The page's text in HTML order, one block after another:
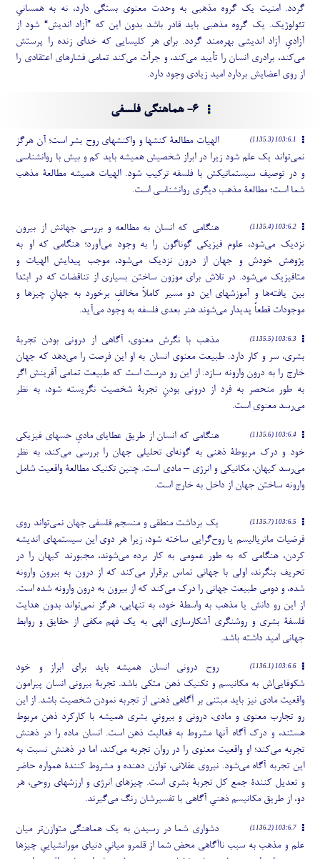
گردد. امنیت یک گروه مذهبی به وحدت معنوی بستگی دارد، نه به همسانیِ
تئولوژیک. یک گروه مذهبی باید قادر باشد بدون این که ”آزاد اندیش“ شود از
آزادیِ آزاد اندیشی بهرهمند گردد. برای هر کلیسایی که خدای زنده را پرستش
میکند، برادری انسان را تأیید میکند، و جرأت میکند تمامی فشارهای اعتقادی را
از روی اعضایش بردارد امید زیادی وجود دارد.
6- هماهنگی فلسفی
103:6.1 (1135.3)
الهیات مطالعۀ کنشها و واکنشهای روح بشر است؛ آن هرگز
نمیتواند یک علم شود زیرا در ابراز شخصیش همیشه باید کم و بیش با روانشناسی
و در توصیف سیستماتیکش با فلسفه ترکیب شود. الهیات همیشه مطالعۀ مذهب
شما است؛ مطالعۀ مذهب دیگری روانشناسی است.
103:6.2 (1135.4)
هنگامی که انسان به مطالعه و بررسی جهانش از بیرون
نزدیک میشود، علوم فیزیکی گوناگون را به وجود میآورد؛ هنگامی که او به
پژوهش خودش و جهان از درون نزدیک میشود، موجب پیدایش الهیات و
متافیزیک میشود. در تلاش برای موزون ساختن بسیاری از تناقضات که در ابتدا
بین یافتهها و آموزشهای این دو مسیر کاملاً مخالفِ برخورد به جهانِ چیزها و
موجودات قطعاً پدیدار میشوند هنر بعدی فلسفه به وجود میآید.
103:6.3 (1135.5)
مذهب با نگرش معنوی، آگاهی از درونی بودن تجربۀ
بشری، سر و کار دارد. طبیعت معنوی انسان به او این فرصت را میدهد که جهان
خارج را به درون وارونه سازد. از این رو درست است که طبیعت تمامی آفرینش اگر
به طور منحصر به فرد از درونی بودنِ تجربۀ شخصیت نگریسته شود، به نظر
میرسد معنوی است.
103:6.4 (1135.6)
هنگامی که انسان از طریق عطایای مادیِ حسهای فیزیکی
خود و درک مربوطۀ ذهنی به گونهای تحلیلی جهان را بررسی میکند، به نظر
میرسد کیهان، مکانیکی و انرژی – مادی است. چنین تکنیک مطالعۀ واقعیت شامل
وارونه ساختن جهان از داخل به خارج است.
103:6.5 (1135.7) یک برداشت منطقی و منسجم فلسفی جهان نمیتواند روی
فرضیات ماتریالیسم یا روحگرایی ساخته شود، زیرا هر دوی این سیستمهای اندیشه
کردن، هنگامی که به طور عمومی به کار برده میشوند، مجبورند کیهان را در
تحریف بنگرند، اولی با جهانی تماس برقرار میکند که از درون به بیرون وارونه
شده، و دومی طبیعت جهانی را درک میکند که از بیرون به درون وارونه شده است.
از این رو دانش یا مذهب به واسطۀ خود، به تنهایی، هرگز نمیتواند بدون هدایت
فلسفۀ بشری و روشنگری آشکارسازی الهی به یک فهم مکفی از حقایق و روابط
جهانی امید داشته باشد.
103:6.6 (1136.1)
روح درونی انسان همیشه باید برای ابراز و خود
شکوفاییاش به مکانیسم و تکنیک ذهن متکی باشد. تجربۀ بیرونی انسان پیرامون
واقعیت مادی نیز باید مبتنی بر آگاهی ذهنی از تجربه نمودن شخصیت باشد. از این
رو تجارب معنوی و مادی، درونی و بیرونیِ بشری همیشه با کارکرد ذهن مربوط
هستند، و درک آگاه آنها مشروط به فعالیت ذهن است. انسان ماده را در ذهنش
تجربه میکند؛ او واقعیت معنوی را در روان تجربه میکند، اما در ذهنش نسبت به
این تجربه آگاه میشود. نیروی عقلانی، توازن دهنده و مشروط کنندۀ همواره حاضر
و تعدیل کنندۀ جمع کل تجربۀ بشری است. چیزهای انرژی و ارزشهای روحی، هر
دو، از طریق مکانیسم ذهنیِ آگاهی با تفسیرشان رنگ میگیرند.
103:6.7 (1136.2) دشواری شما در رسیدن به یک هماهنگی متوازنتر میان
علم و مذهب به سبب ناآگاهی محض شما از قلمرو میانیِ دنیای مورانشیاییِ چیزها